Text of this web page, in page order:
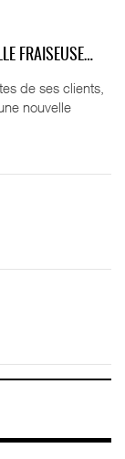
FRAISEUSE…
de ses clients,
nouvelle